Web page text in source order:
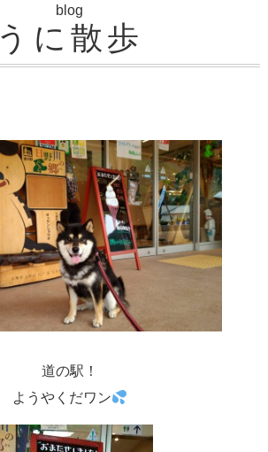
blog
うに散歩
道の駅！
ようやくだワン